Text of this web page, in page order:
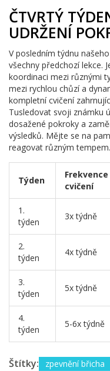
ČTVRTÝ
UDRŽENÍ
V posledním týdnu
všechny předchozí lekce.
koordinaci mezi různými
mezi rychlou chůzí a
kompletní cvičení
Tusledovat svoji známku
dosažené pokroky a
výsledků. Mějte se na
reagovat různým tempem.
Týden
Frekvence
cvičení
1.
týden
3x týdně
2.
týden
4x týdně
3.
týden
5x týdně
4.
týden
5-6x týdně
Štítky: zpevnění břicha